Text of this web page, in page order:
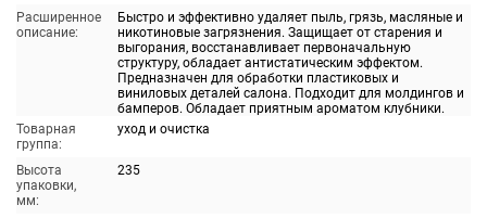
Расширенное
описание:
Быстро и эффективно удаляет пыль, грязь, масляные и
никотиновые загрязнения. Защищает от старения и
выгорания, восстанавливает первоначальную
структуру, обладает антистатическим эффектом.
Предназначен для обработки пластиковых и
виниловых деталей салона. Подходит для молдингов и
бамперов. Обладает приятным ароматом клубники.
Товарная
группа:
уход и очистка
Высота
упаковки,
мм:
235